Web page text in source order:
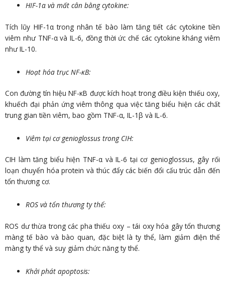
HIF-1α và mất cân bằng cytokine:
Tích lũy HIF-1α trong nhân tế bào làm tăng tiết các cytokine tiền
viêm như TNF-α và IL-6, đồng thời ức chế các cytokine kháng viêm
như IL-10.
Hoạt hóa trục NF-κB:
Con đường tín hiệu NF-κB được kích hoạt trong điều kiện thiếu oxy,
khuếch đại phản ứng viêm thông qua việc tăng biểu hiện các chất
trung gian tiền viêm, bao gồm TNF-α, IL-1β và IL-6.
Viêm tại cơ genioglossus trong CIH:
CIH làm tăng biểu hiện TNF-α và IL-6 tại cơ genioglossus, gây rối
loạn chuyển hóa protein và thúc đẩy các biến đổi cấu trúc dẫn đến
tổn thương cơ.
ROS và tổn thương ty thể:
ROS dư thừa trong các pha thiếu oxy – tái oxy hóa gây tổn thương
màng tế bào và bào quan, đặc biệt là ty thể, làm giảm điện thế
màng ty thể và suy giảm chức năng ty thể.
Khởi phát apoptosis: